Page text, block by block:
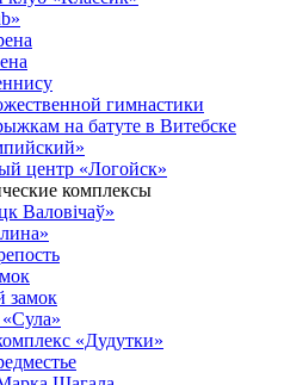
гимнастики
на батуте в Витебске
центр «Логойск»
комплексы
Валовічаў»
замок
«Дудутки»